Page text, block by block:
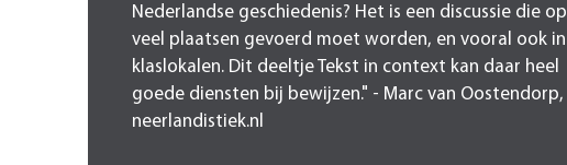
Nederlandse geschiedenis? Het is een discussie die op
veel plaatsen gevoerd moet worden, en vooral ook in
klaslokalen. Dit deeltje Tekst in context kan daar heel
goede diensten bij bewijzen." - Marc van Oostendorp,
neerlandistiek.nl